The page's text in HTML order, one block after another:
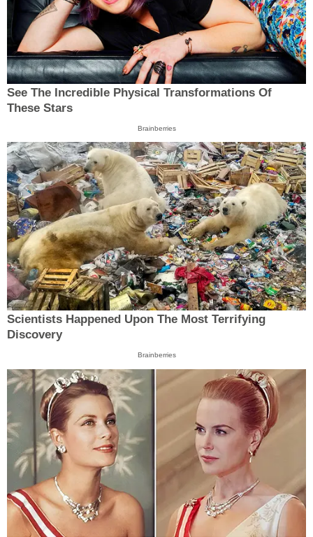
See The Incredible Physical Transformations Of
These Stars
Brainberries
Scientists Happened Upon The Most Terrifying
Discovery
Brainberries